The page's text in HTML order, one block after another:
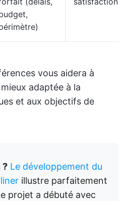
vous aidera à
adaptée à la
et aux objectifs de
? Le développement du
illustre parfaitement
projet a débuté avec